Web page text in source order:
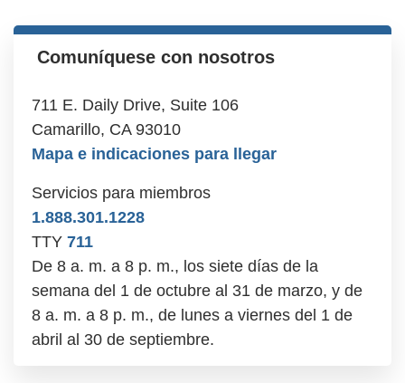
Comuníquese con nosotros
711 E. Daily Drive, Suite 106
Camarillo, CA 93010
Mapa e indicaciones para llegar
Servicios para miembros
1.888.301.1228
TTY 711
De 8 a. m. a 8 p. m., los siete días de la
semana del 1 de octubre al 31 de marzo, y de
8 a. m. a 8 p. m., de lunes a viernes del 1 de
abril al 30 de septiembre.